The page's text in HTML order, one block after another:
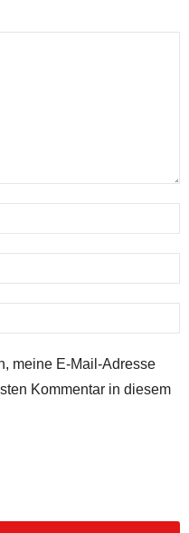
meine E-Mail-Adresse
Kommentar in diesem